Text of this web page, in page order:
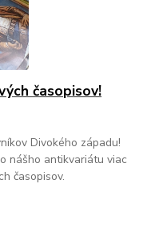
časopisov!
Divokého západu!
nášho antikvariátu viac
časopisov.